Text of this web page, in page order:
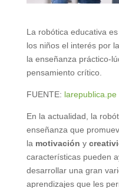
La robótica educativa
los niños el interés por
la enseñanza práctico-
pensamiento crítico.
FUENTE: larepublica.pe
En la actualidad, la
enseñanza que
la motivación y
características pueden
desarrollar una gran
aprendizajes que les